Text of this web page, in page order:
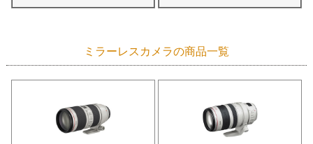
ミラーレスカメラの商品一覧